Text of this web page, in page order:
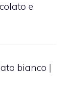
e
bianco |